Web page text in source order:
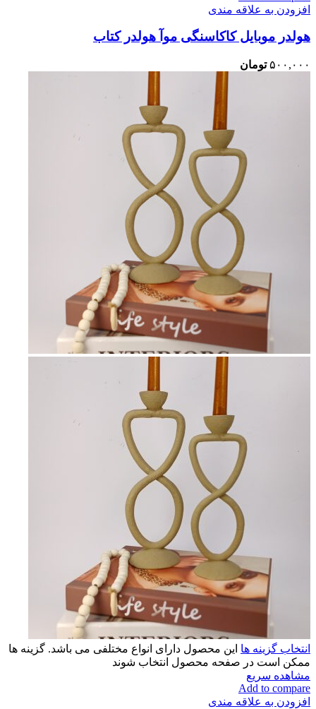
افزودن به علاقه مندی
هولدر موبایل کاکاسنگی موآ هولدر کتاب
۵۰۰,۰۰۰ تومان
انتخاب گزینه ها این محصول دارای انواع مختلفی می باشد. گزینه ها
ممکن است در صفحه محصول انتخاب شوند
مشاهده سریع
Add to compare
افزودن به علاقه مندی